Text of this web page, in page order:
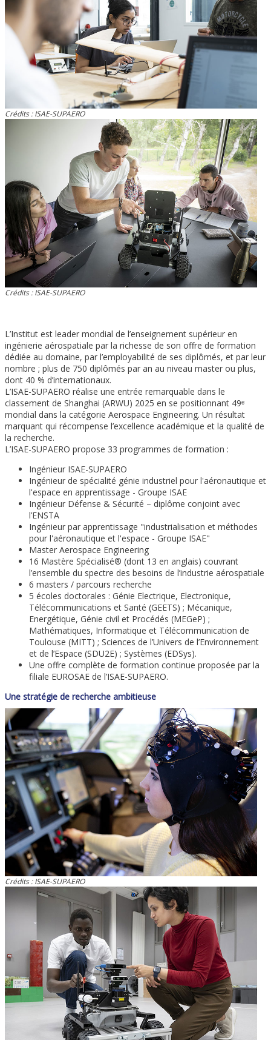
Crédits : ISAE-SUPAERO
Crédits : ISAE-SUPAERO
L’Institut est leader mondial de l’enseignement supérieur en
ingénierie aérospatiale par la richesse de son offre de formation
dédiée au domaine, par l’employabilité de ses diplômés, et par leur
nombre ; plus de 750 diplômés par an au niveau master ou plus,
dont 40 % d’internationaux.
L’ISAE-SUPAERO réalise une entrée remarquable dans le
classement de Shanghai (ARWU) 2025 en se positionnant 49ᵉ
mondial dans la catégorie Aerospace Engineering. Un résultat
marquant qui récompense l’excellence académique et la qualité de
la recherche.
L’ISAE-SUPAERO propose 33 programmes de formation :
Ingénieur ISAE-SUPAERO
Ingénieur de spécialité génie industriel pour l'aéronautique et
l'espace en apprentissage - Groupe ISAE
Ingénieur Défense & Sécurité – diplôme conjoint avec
l’ENSTA
Ingénieur par apprentissage "industrialisation et méthodes
pour l'aéronautique et l'espace - Groupe ISAE"
Master Aerospace Engineering
16 Mastère Spécialisé® (dont 13 en anglais) couvrant
l’ensemble du spectre des besoins de l’industrie aérospatiale
6 masters / parcours recherche
5 écoles doctorales : Génie Electrique, Electronique,
Télécommunications et Santé (GEETS) ; Mécanique,
Energétique, Génie civil et Procédés (MEGeP) ;
Mathématiques, Informatique et Télécommunication de
Toulouse (MITT) ; Sciences de l’Univers de l’Environnement
et de l’Espace (SDU2E) ; Systèmes (EDSys).
Une offre complète de formation continue proposée par la
filiale EUROSAE de l’ISAE-SUPAERO.
Une stratégie de recherche ambitieuse
Crédits : ISAE-SUPAERO